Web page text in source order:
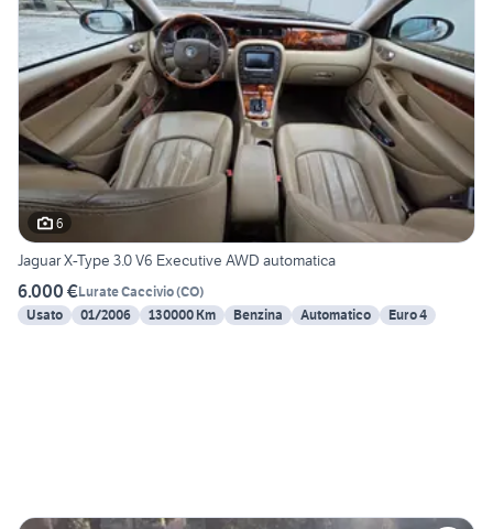
6
Jaguar X-Type 3.0 V6 Executive AWD automatica
6.000 €Lurate Caccivio(CO)
Usato
01/2006 130000 Km Benzina Automatico Euro 4